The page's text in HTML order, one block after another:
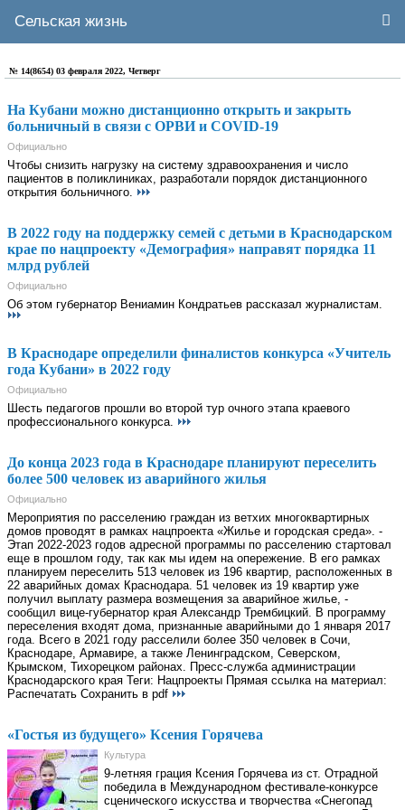
Сельская жизнь
№ 14(8654) 03 февраля 2022, Четверг
На Кубани можно дистанционно открыть и закрыть
больничный в связи с ОРВИ и COVID-19
Официально
Чтобы снизить нагрузку на систему здравоохранения и число
пациентов в поликлиниках, разработали порядок дистанционного
открытия больничного.
В 2022 году на поддержку семей с детьми в Краснодарском
крае по нацпроекту «Демография» направят порядка 11
млрд рублей
Официально
Об этом губернатор Вениамин Кондратьев рассказал журналистам.
В Краснодаре определили финалистов конкурса «Учитель
года Кубани» в 2022 году
Официально
Шесть педагогов прошли во второй тур очного этапа краевого
профессионального конкурса.
До конца 2023 года в Краснодаре планируют переселить
более 500 человек из аварийного жилья
Официально
Мероприятия по расселению граждан из ветхих многоквартирных
домов проводят в рамках нацпроекта «Жилье и городская среда». -
Этап 2022-2023 годов адресной программы по расселению стартовал
еще в прошлом году, так как мы идем на опережение. В его рамках
планируем переселить 513 человек из 196 квартир, расположенных в
22 аварийных домах Краснодара. 51 человек из 19 квартир уже
получил выплату размера возмещения за аварийное жилье, -
сообщил вице-губернатор края Александр Трембицкий. В программу
переселения входят дома, признанные аварийными до 1 января 2017
года. Всего в 2021 году расселили более 350 человек в Сочи,
Краснодаре, Армавире, а также Ленинградском, Северском,
Крымском, Тихорецком районах. Пресс-служба администрации
Краснодарского края Теги: Нацпроекты Прямая ссылка на материал:
Распечатать Сохранить в pdf
«Гостья из будущего» Ксения Горячева
Культура
9-летняя грация Ксения Горячева из ст. Отрадной
победила в Международном фестивале-конкурсе
сценического искусства и творчества «Снегопад